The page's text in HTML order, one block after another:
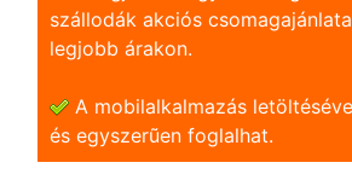
szállodák akciós
legjobb árakon.
A mobilalkalmazás
és egyszerũen foglalhat.